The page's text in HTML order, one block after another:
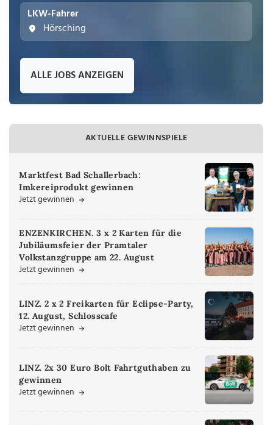
LKW-Fahrer
Hörsching
ALLE JOBS ANZEIGEN
AKTUELLE GEWINNSPIELE
Marktfest Bad Schallerbach:
Imkereiprodukt gewinnen
Jetzt gewinnen
ENZENKIRCHEN. 3 x 2 Karten für die
Jubiläumsfeier der Pramtaler
Volkstanzgruppe am 22. August
Jetzt gewinnen
LINZ. 2 x 2 Freikarten für Eclipse-Party,
12. August, Schlosscafe
Jetzt gewinnen
LINZ. 2x 30 Euro Bolt Fahrtguthaben zu
gewinnen
Jetzt gewinnen